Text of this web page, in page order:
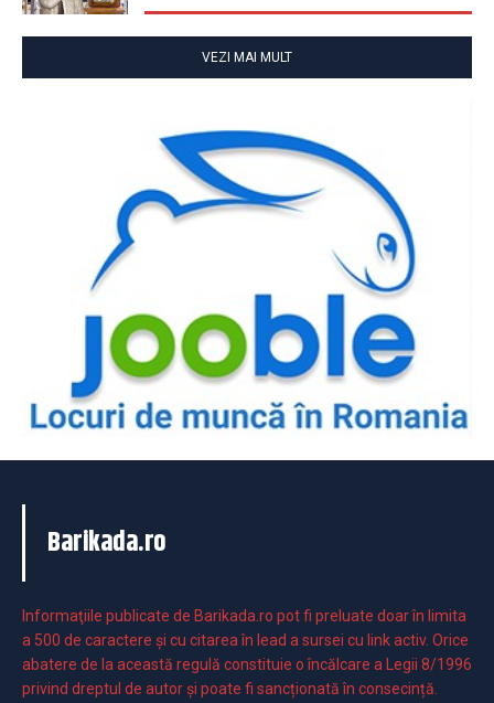
VEZI MAI MULT
Barikada.ro
Informaţiile publicate de Barikada.ro pot fi preluate doar în limita
a 500 de caractere şi cu citarea în lead a sursei cu link activ. Orice
abatere de la această regulă constituie o încălcare a Legii 8/1996
privind dreptul de autor și poate fi sancționată în consecință.